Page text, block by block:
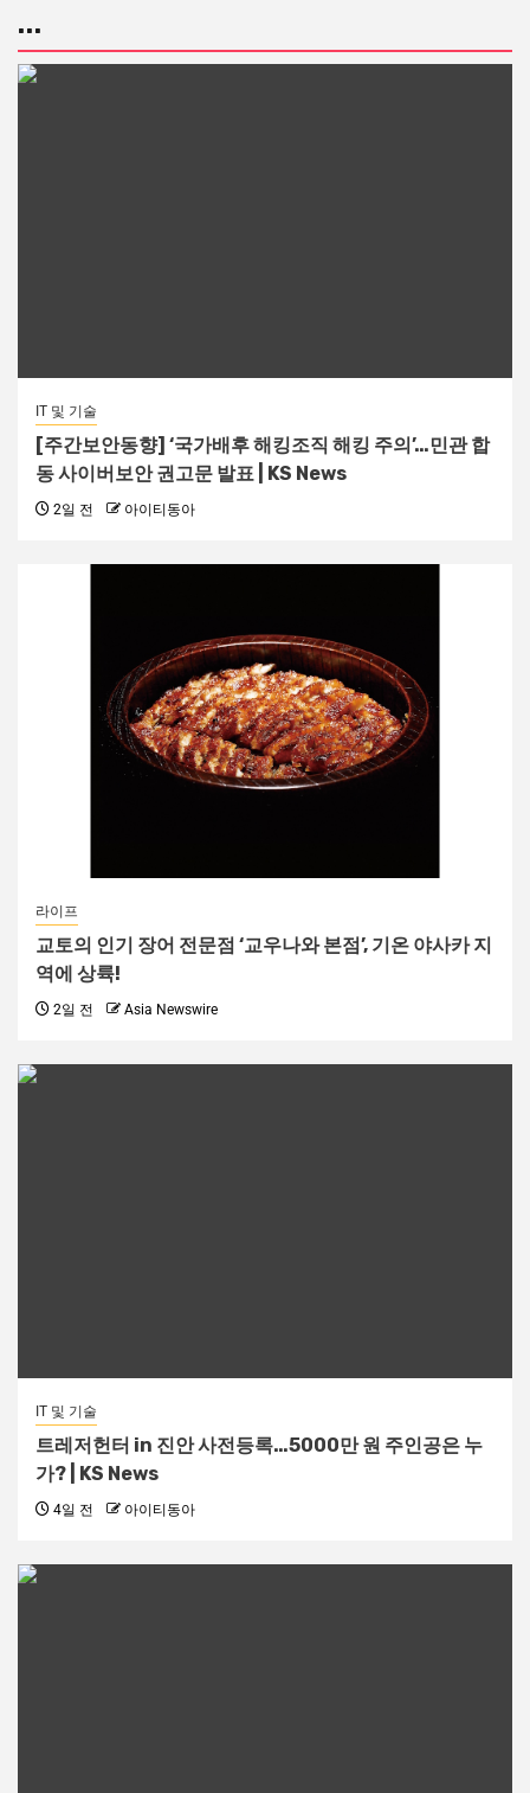
...
IT 및 기술
[주간보안동향] ‘국가배후 해킹조직 해킹 주의’…민관 합
동 사이버보안 권고문 발표 | KS News
2일 전 아이티동아
라이프
교토의 인기 장어 전문점 ‘교우나와 본점’, 기온 야사카 지
역에 상륙!
2일 전 Asia Newswire
IT 및 기술
트레저헌터 in 진안 사전등록…5000만 원 주인공은 누
가? | KS News
4일 전 아이티동아